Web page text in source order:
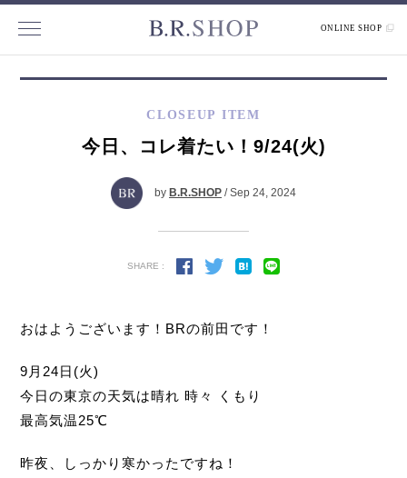
ONLINE SHOP
CLOSEUP ITEM
今日、コレ着たい！9/24(火)
by B.R.SHOP / Sep 24, 2024
SHARE :
おはようございます！BRの前田です！
9月24日(火)
今日の東京の天気は晴れ 時々 くもり
最高気温25℃
昨夜、しっかり寒かったですね！